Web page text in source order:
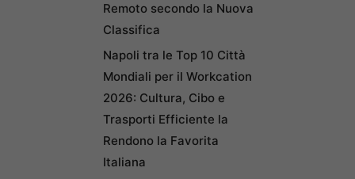
Remoto secondo la Nuova
Classifica
Napoli tra le Top 10 Città
Mondiali per il Workcation
2026: Cultura, Cibo e
Trasporti Efficiente la
Rendono la Favorita
Italiana